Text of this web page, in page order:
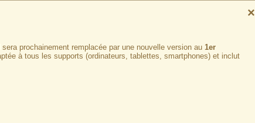
×
prochainement remplacée par une nouvelle version au 1er
à tous les supports (ordinateurs, tablettes, smartphones) et inclut